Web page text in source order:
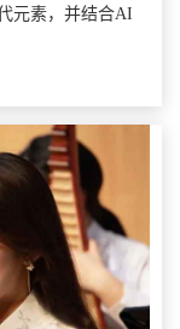
元素，并结合AI